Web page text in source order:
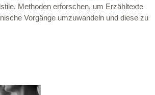
Methoden erforschen, um Erzähltexte
Vorgänge umzuwandeln und diese zu